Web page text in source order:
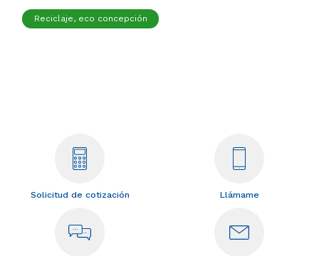
Reciclaje, eco concepción
Solicitud de cotización Llámame